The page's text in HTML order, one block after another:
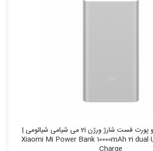
پاور بانک 10000 دو پورت فست شارژ ورژن 2i می شیامی شیائومی |
Xiaomi Mi Power Bank 10000mAh 2i dual